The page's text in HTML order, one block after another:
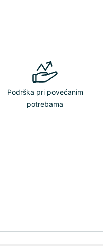
Podrška pri povećanim
potrebama